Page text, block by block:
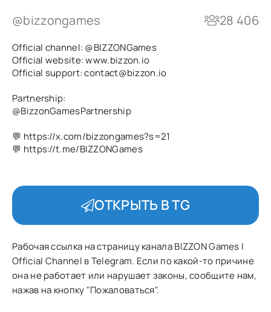
@bizzongames 28 406
Official channel: @BIZZONGames
Official website: www.bizzon.io
Official support: contact@bizzon.io
Partnership:
@BizzonGamesPartnership
💬 https://x.com/bizzongames?s=21
💬 https://t.me/BIZZONGames
ОТКРЫТЬ В TG
Рабочая ссылка на страницу канала BIZZON Games |
Official Channel в Telegram. Если по какой-то причине
она не работает или нарушает законы, сообщите нам,
нажав на кнопку "Пожаловаться".